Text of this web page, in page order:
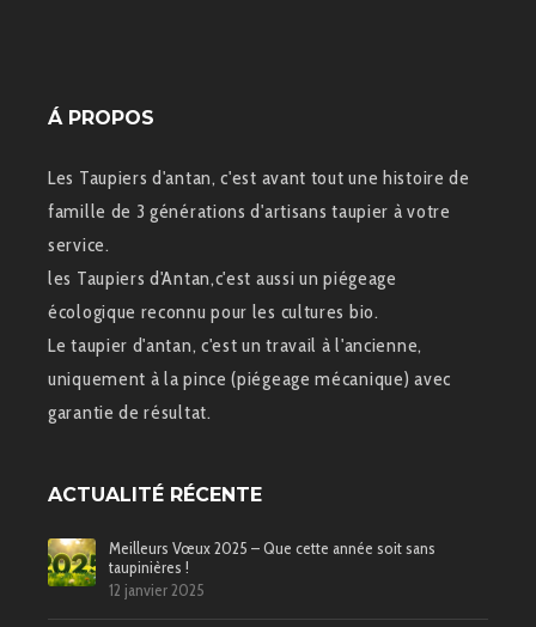
Á PROPOS
Les Taupiers d'antan, c'est avant tout une histoire de
famille de 3 générations d'artisans taupier à votre
service.
les Taupiers d'Antan,c'est aussi un piégeage
écologique reconnu pour les cultures bio.
Le taupier d'antan, c'est un travail à l'ancienne,
uniquement à la pince (piégeage mécanique) avec
garantie de résultat.
ACTUALITÉ RÉCENTE
Meilleurs Vœux 2025 – Que cette année soit sans
taupinières !
12 janvier 2025